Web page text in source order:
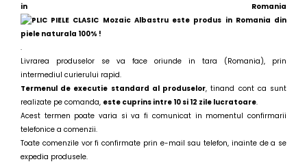
in Romania
.
Livrarea produselor se va face oriunde in tara (Romania), prin
intermediul curierului rapid.
Termenul de executie standard al produselor, tinand cont ca sunt
realizate pe comanda, este cuprins intre 10 si 12 zile lucratoare.
Acest termen poate varia si va fi comunicat in momentul confirmarii
telefonice a comenzii.
Toate comenzile vor fi confirmate prin e-mail sau telefon, inainte de a se
expedia produsele.